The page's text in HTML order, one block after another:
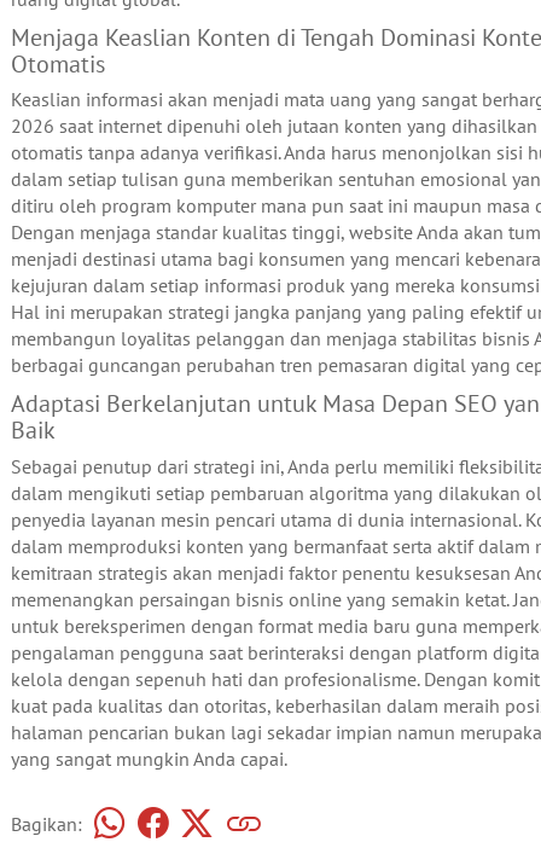
Menjaga Keaslian Konten di Tengah Dominasi
Otomatis
Keaslian informasi akan menjadi mata uang yang sangat
2026 saat internet dipenuhi oleh jutaan konten yang dihasilkan
otomatis tanpa adanya verifikasi. Anda harus menonjolkan sisi
dalam setiap tulisan guna memberikan sentuhan emosional
ditiru oleh program komputer mana pun saat ini maupun masa
Dengan menjaga standar kualitas tinggi, website Anda akan
menjadi destinasi utama bagi konsumen yang mencari
kejujuran dalam setiap informasi produk yang mereka
Hal ini merupakan strategi jangka panjang yang paling efektif
membangun loyalitas pelanggan dan menjaga stabilitas bisnis
berbagai guncangan perubahan tren pemasaran digital yang
Adaptasi Berkelanjutan untuk Masa Depan SEO
Baik
Sebagai penutup dari strategi ini, Anda perlu memiliki
dalam mengikuti setiap pembaruan algoritma yang dilakukan
penyedia layanan mesin pencari utama di dunia internasional.
dalam memproduksi konten yang bermanfaat serta aktif dalam
kemitraan strategis akan menjadi faktor penentu kesuksesan
memenangkan persaingan bisnis online yang semakin ketat.
untuk bereksperimen dengan format media baru guna
pengalaman pengguna saat berinteraksi dengan platform
kelola dengan sepenuh hati dan profesionalisme. Dengan
kuat pada kualitas dan otoritas, keberhasilan dalam meraih
halaman pencarian bukan lagi sekadar impian namun
yang sangat mungkin Anda capai.
Bagikan: